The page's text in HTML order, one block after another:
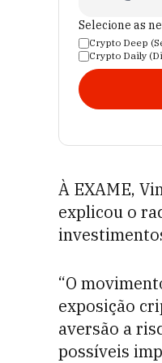
Selecione as
Crypto Deep
Crypto Daily
À EXAME,
explicou o
“O
exposição
aversão a
possíveis